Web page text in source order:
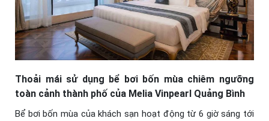
Thoải mái sử dụng bể bơi bốn mùa chiêm ngưỡng
toàn cảnh thành phố của Melia Vinpearl Quảng Bình
Bể bơi bốn mùa của khách sạn hoạt động từ 6 giờ sáng tới